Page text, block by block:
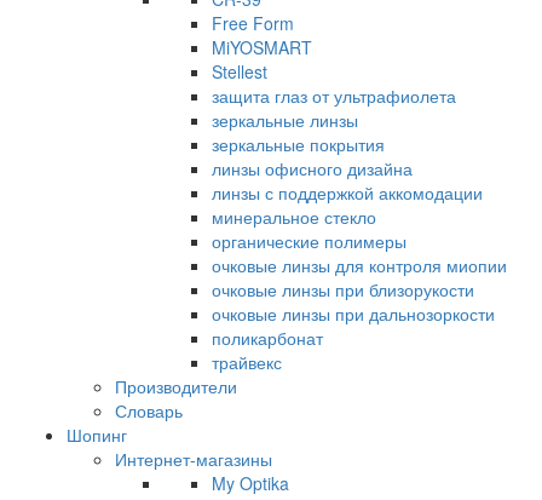
Free Form
MiYOSMART
Stellest
защита глаз от ультрафиолета
зеркальные линзы
зеркальные покрытия
линзы офисного дизайна
линзы с поддержкой аккомодации
минеральное стекло
органические полимеры
очковые линзы для контроля миопии
очковые линзы при близорукости
очковые линзы при дальнозоркости
поликарбонат
трайвекс
Производители
Словарь
Шопинг
Интернет-магазины
My Optika